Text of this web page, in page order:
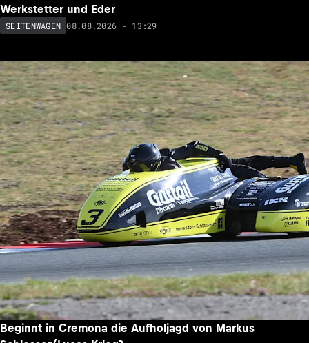
Werkstetter und Eder
SEITENWAGEN 08.08.2026 - 13:29
Beginnt in Cremona die Aufholjagd von Markus